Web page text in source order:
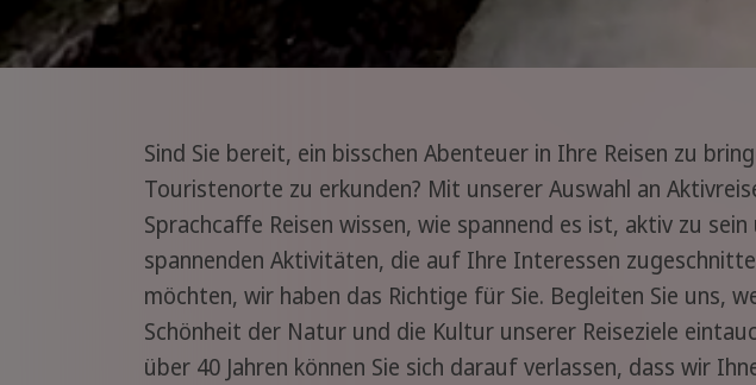
Sind Sie bereit, ein bisschen Abenteuer in Ihre Reisen zu
Touristenorte zu erkunden? Mit unserer Auswahl an
Sprachcaffe Reisen wissen, wie spannend es ist, aktiv zu
spannenden Aktivitäten, die auf Ihre Interessen
möchten, wir haben das Richtige für Sie. Begleiten Sie uns,
Schönheit der Natur und die Kultur unserer Reiseziele
über 40 Jahren können Sie sich darauf verlassen, dass wir